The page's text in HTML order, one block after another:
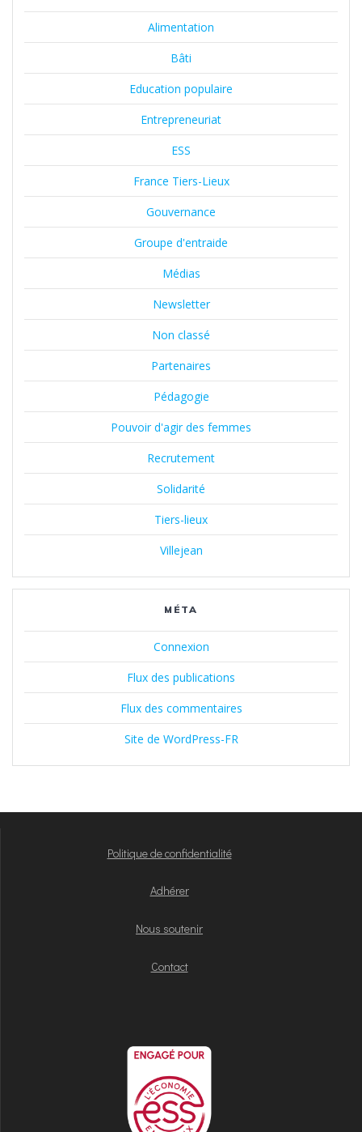
Alimentation
Bâti
Education populaire
Entrepreneuriat
ESS
France Tiers-Lieux
Gouvernance
Groupe d'entraide
Médias
Newsletter
Non classé
Partenaires
Pédagogie
Pouvoir d'agir des femmes
Recrutement
Solidarité
Tiers-lieux
Villejean
MÉTA
Connexion
Flux des publications
Flux des commentaires
Site de WordPress-FR
Politique de confidentialité
Adhérer
Nous soutenir
Contact